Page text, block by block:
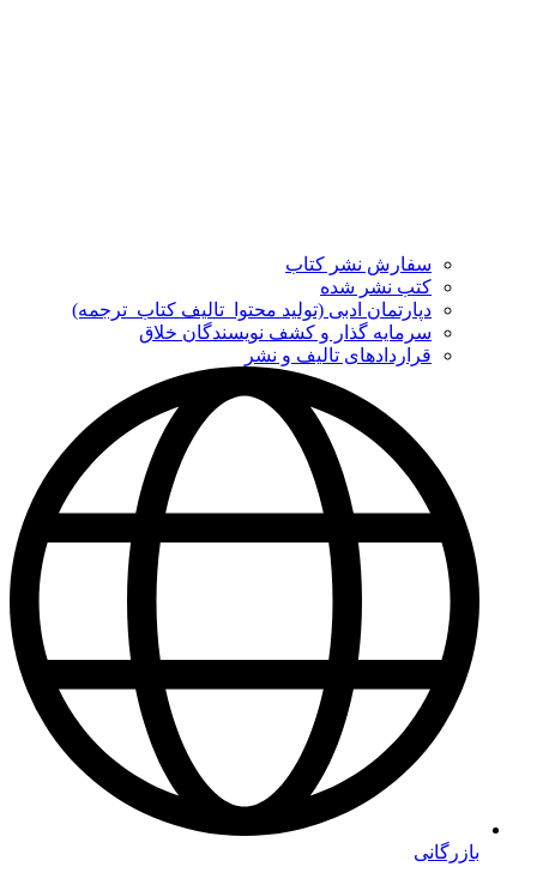
سفارش نشر کتاب
کتب نشر شده
دپارتمان ادبی (تولید محتوا_تالیف کتاب_ترجمه)
سرمایه گذار و کشف نویسندگان خلاق
قراردادهای تالیف و نشر
بازرگانی